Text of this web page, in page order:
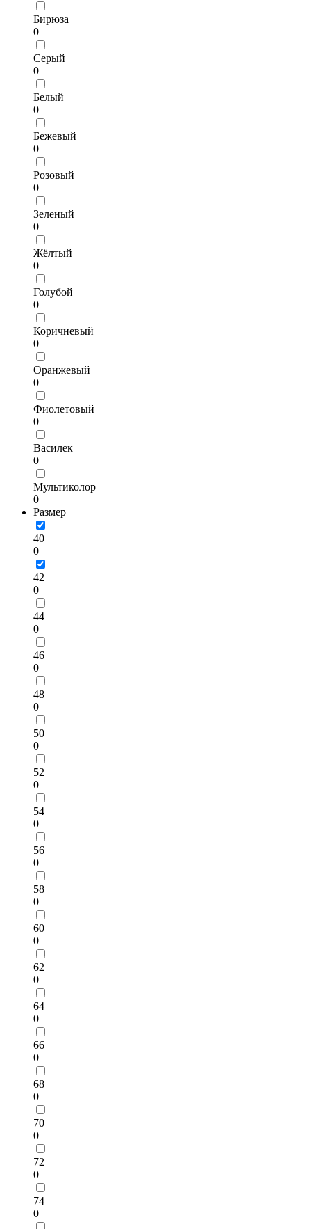
Бирюза
0
Серый
0
Белый
0
Бежевый
0
Розовый
0
Зеленый
0
Жёлтый
0
Голубой
0
Коричневый
0
Оранжевый
0
Фиолетовый
0
Василек
0
Мультиколор
0
Размер
40
0
42
0
44
0
46
0
48
0
50
0
52
0
54
0
56
0
58
0
60
0
62
0
64
0
66
0
68
0
70
0
72
0
74
0